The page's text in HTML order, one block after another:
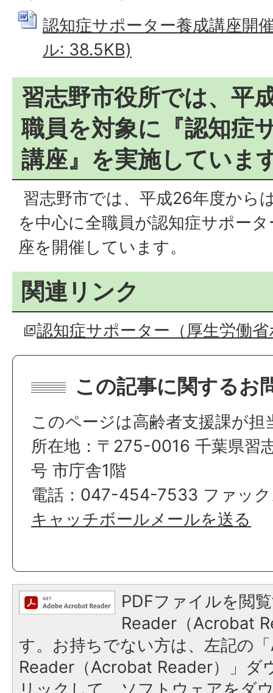
認知症サポーター養成講座開
ル: 38.5KB)
習志野市役所では、平
職員を対象に『認知症
講座』を実施していま
習志野市では、平成26年度から
を中心に全職員が認知症サポー
座を開催しています。
関連リンク
認知症サポーター（厚生労働
この記事に関するお
このページは高齢者支援課が担
所在地：〒275-0016 千葉県習
号 市庁舎1階
電話：047-454-7533 ファッ
キャッチボールメールを送る
PDFファイルを閲
Reader（Acrobat
す。お持ちでない方は、左記の
Reader（Acrobat Reader）」ダ